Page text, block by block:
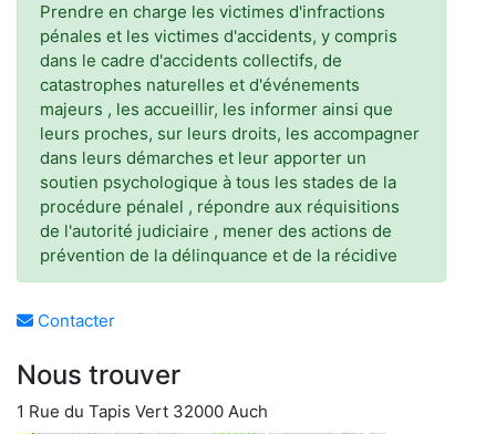
Prendre en charge les victimes d'infractions
pénales et les victimes d'accidents, y compris
dans le cadre d'accidents collectifs, de
catastrophes naturelles et d'événements
majeurs , les accueillir, les informer ainsi que
leurs proches, sur leurs droits, les accompagner
dans leurs démarches et leur apporter un
soutien psychologique à tous les stades de la
procédure pénalel , répondre aux réquisitions
de l'autorité judiciaire , mener des actions de
prévention de la délinquance et de la récidive
Contacter
Nous trouver
1 Rue du Tapis Vert 32000 Auch